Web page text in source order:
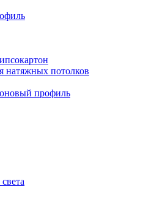
потолков
профиль